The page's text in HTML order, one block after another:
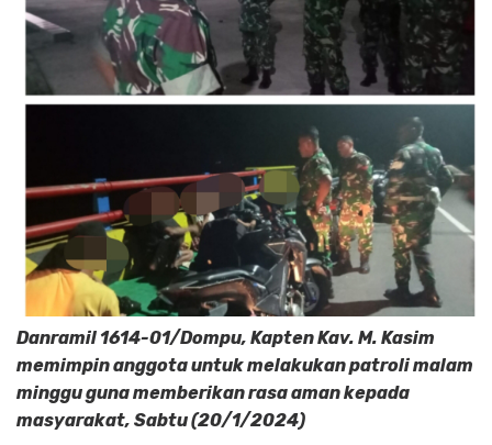
Danramil 1614-01/Dompu, Kapten Kav. M. Kasim
memimpin anggota untuk melakukan patroli malam
minggu guna memberikan rasa aman kepada
masyarakat, Sabtu (20/1/2024)